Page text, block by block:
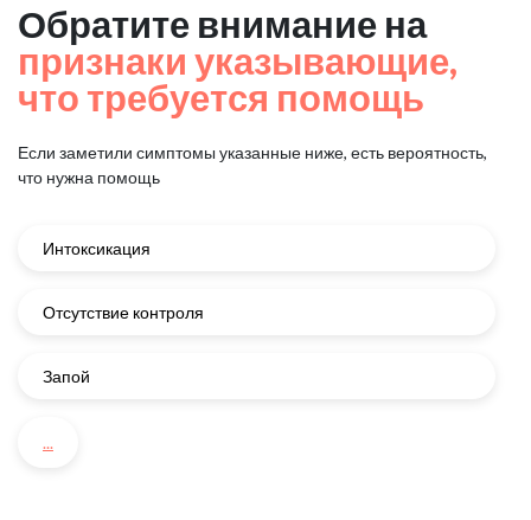
Обратите внимание на
признаки указывающие,
что требуется помощь
Если заметили симптомы указанные ниже, есть вероятность,
что нужна помощь
Интоксикация
Отсутствие контроля
Запой
...